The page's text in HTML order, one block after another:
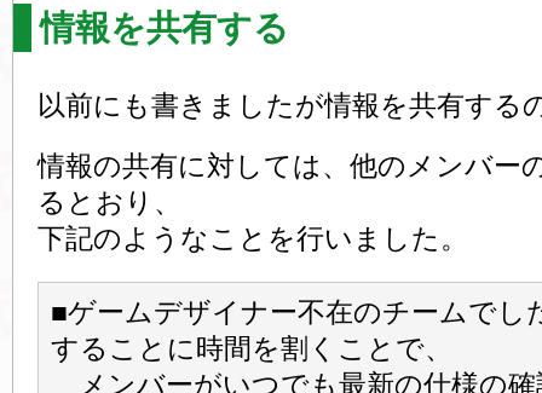
情報を共有する
以前にも書きましたが情報を共有する
情報の共有に対しては、他のメンバー
るとおり、
下記のようなことを行いました。
■ゲームデザイナー不在のチームでし
することに時間を割くことで、
メンバーがいつでも最新の仕様の